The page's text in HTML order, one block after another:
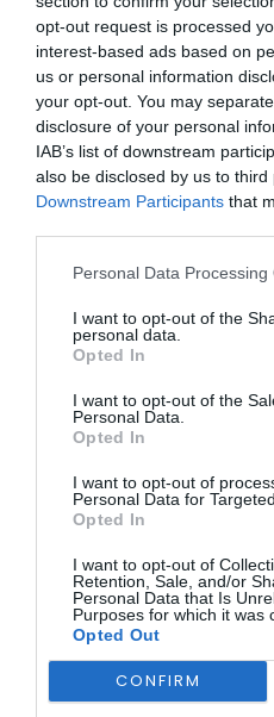
opt-out request is processed
interest-based ads based on
us or personal information
your opt-out. You may
disclosure of your personal
IAB’s list of downstream
also be disclosed by us to third
Downstream Participants that
Personal Data Processing
I want to opt-out of the
personal data.
Opted In
I want to opt-out of the
Personal Data.
Opted In
I want to opt-out of
Personal Data for
Opted In
I want to opt-out of
Retention, Sale, and/or
Personal Data that Is
Purposes for which it was
Opted Out
CONFIRM
Foram também realizados
alguns equipamentos
parque infantil, na vedação,
de madeira.
Foto – JF Belmonte